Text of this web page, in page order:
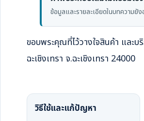
ข้อมูลและรายละเอียดในบทความยั
ขอบพระคุณที่ไว้วางใจสินค้า และ
ฉะเชิงเทรา จ.ฉะเชิงเทรา 24000
วิธีใช้และแก้ปัญหา